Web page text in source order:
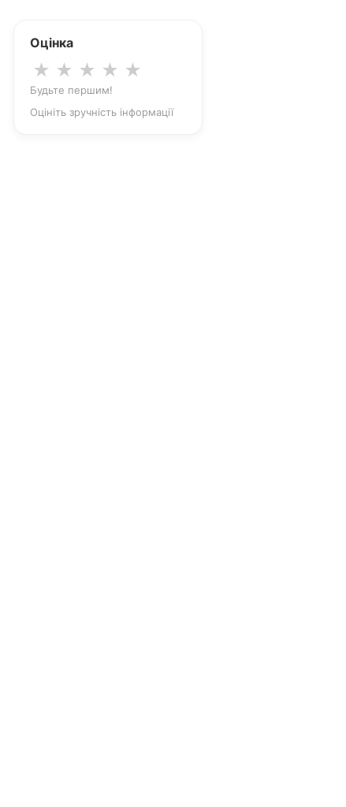
Оцінка
★ ★ ★ ★ ★
Будьте першим!
Оцініть зручність інформації